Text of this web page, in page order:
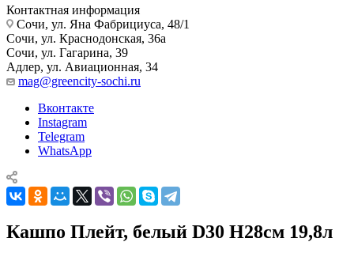
Контактная информация
Сочи, ул. Яна Фабрициуса, 48/1
Сочи, ул. Краснодонская, 36а
Сочи, ул. Гагарина, 39
Адлер, ул. Авиационная, 34
mag@greencity-sochi.ru
Вконтакте
Instagram
Telegram
WhatsApp
Кашпо Плейт, белый D30 H28cм 19,8л